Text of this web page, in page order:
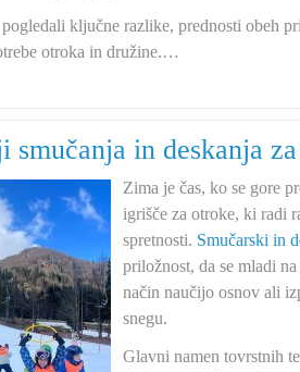
ključne razlike, prednosti obeh
otroka in družine.…
smučanja in deskanja
Zima je čas, ko se gore
igrišče za otroke, ki radi
spretnosti. Smučarski in
priložnost, da se mladi
način naučijo osnov ali
snegu.
Glavni namen tovrstnih